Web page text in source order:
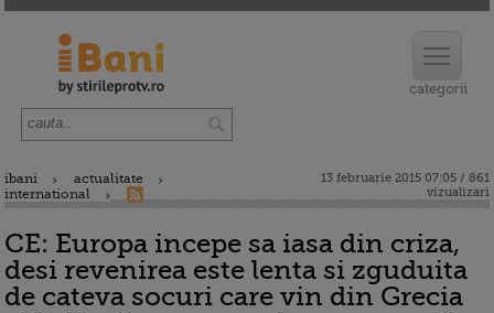
ibani
actualitate
international
13 februarie 2015 07:05 / 861
vizualizari
CE: Europa incepe sa iasa din criza,
desi revenirea este lenta si zguduita
de cateva socuri care vin din Grecia